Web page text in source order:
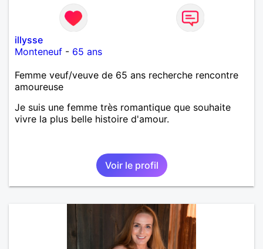
illysse
Monteneuf - 65 ans
Femme veuf/veuve de 65 ans recherche rencontre
amoureuse
Je suis une femme très romantique que souhaite
vivre la plus belle histoire d'amour.
Voir le profil